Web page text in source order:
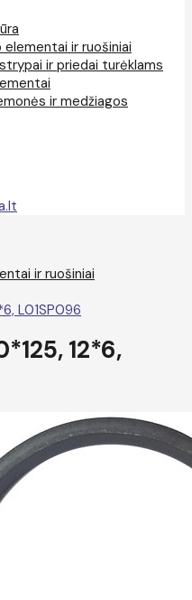
ir ruošiniai
ir priedai turėklams
ir medžiagos
ir ruošiniai
L01SP096
12*6,